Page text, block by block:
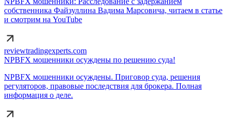
собственника Файзуллина Вадима Марсовича, читаем в статье
и смотрим на YouTube
reviewtradingexperts.com
NPBFX мошенники осуждены по решению суда!
NPBFX мошенники осуждены. Приговор суда, решения
регуляторов, правовые последствия для брокера. Полная
информация о деле.